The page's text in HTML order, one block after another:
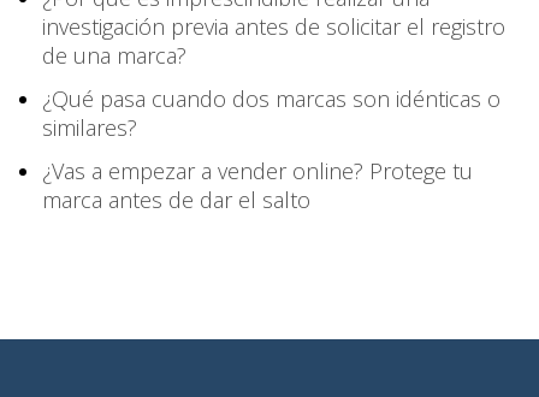
investigación previa antes de solicitar el registro
de una marca?
¿Qué pasa cuando dos marcas son idénticas o
similares?
¿Vas a empezar a vender online? Protege tu
marca antes de dar el salto